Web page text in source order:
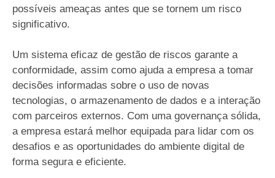
possíveis ameaças antes que se tornem um risco
significativo.
Um sistema eficaz de gestão de riscos garante a
conformidade, assim como ajuda a empresa a tomar
decisões informadas sobre o uso de novas
tecnologias, o armazenamento de dados e a interação
com parceiros externos. Com uma governança sólida,
a empresa estará melhor equipada para lidar com os
desafios e as oportunidades do ambiente digital de
forma segura e eficiente.